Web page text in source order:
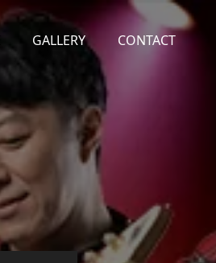
GALLERY CONTACT